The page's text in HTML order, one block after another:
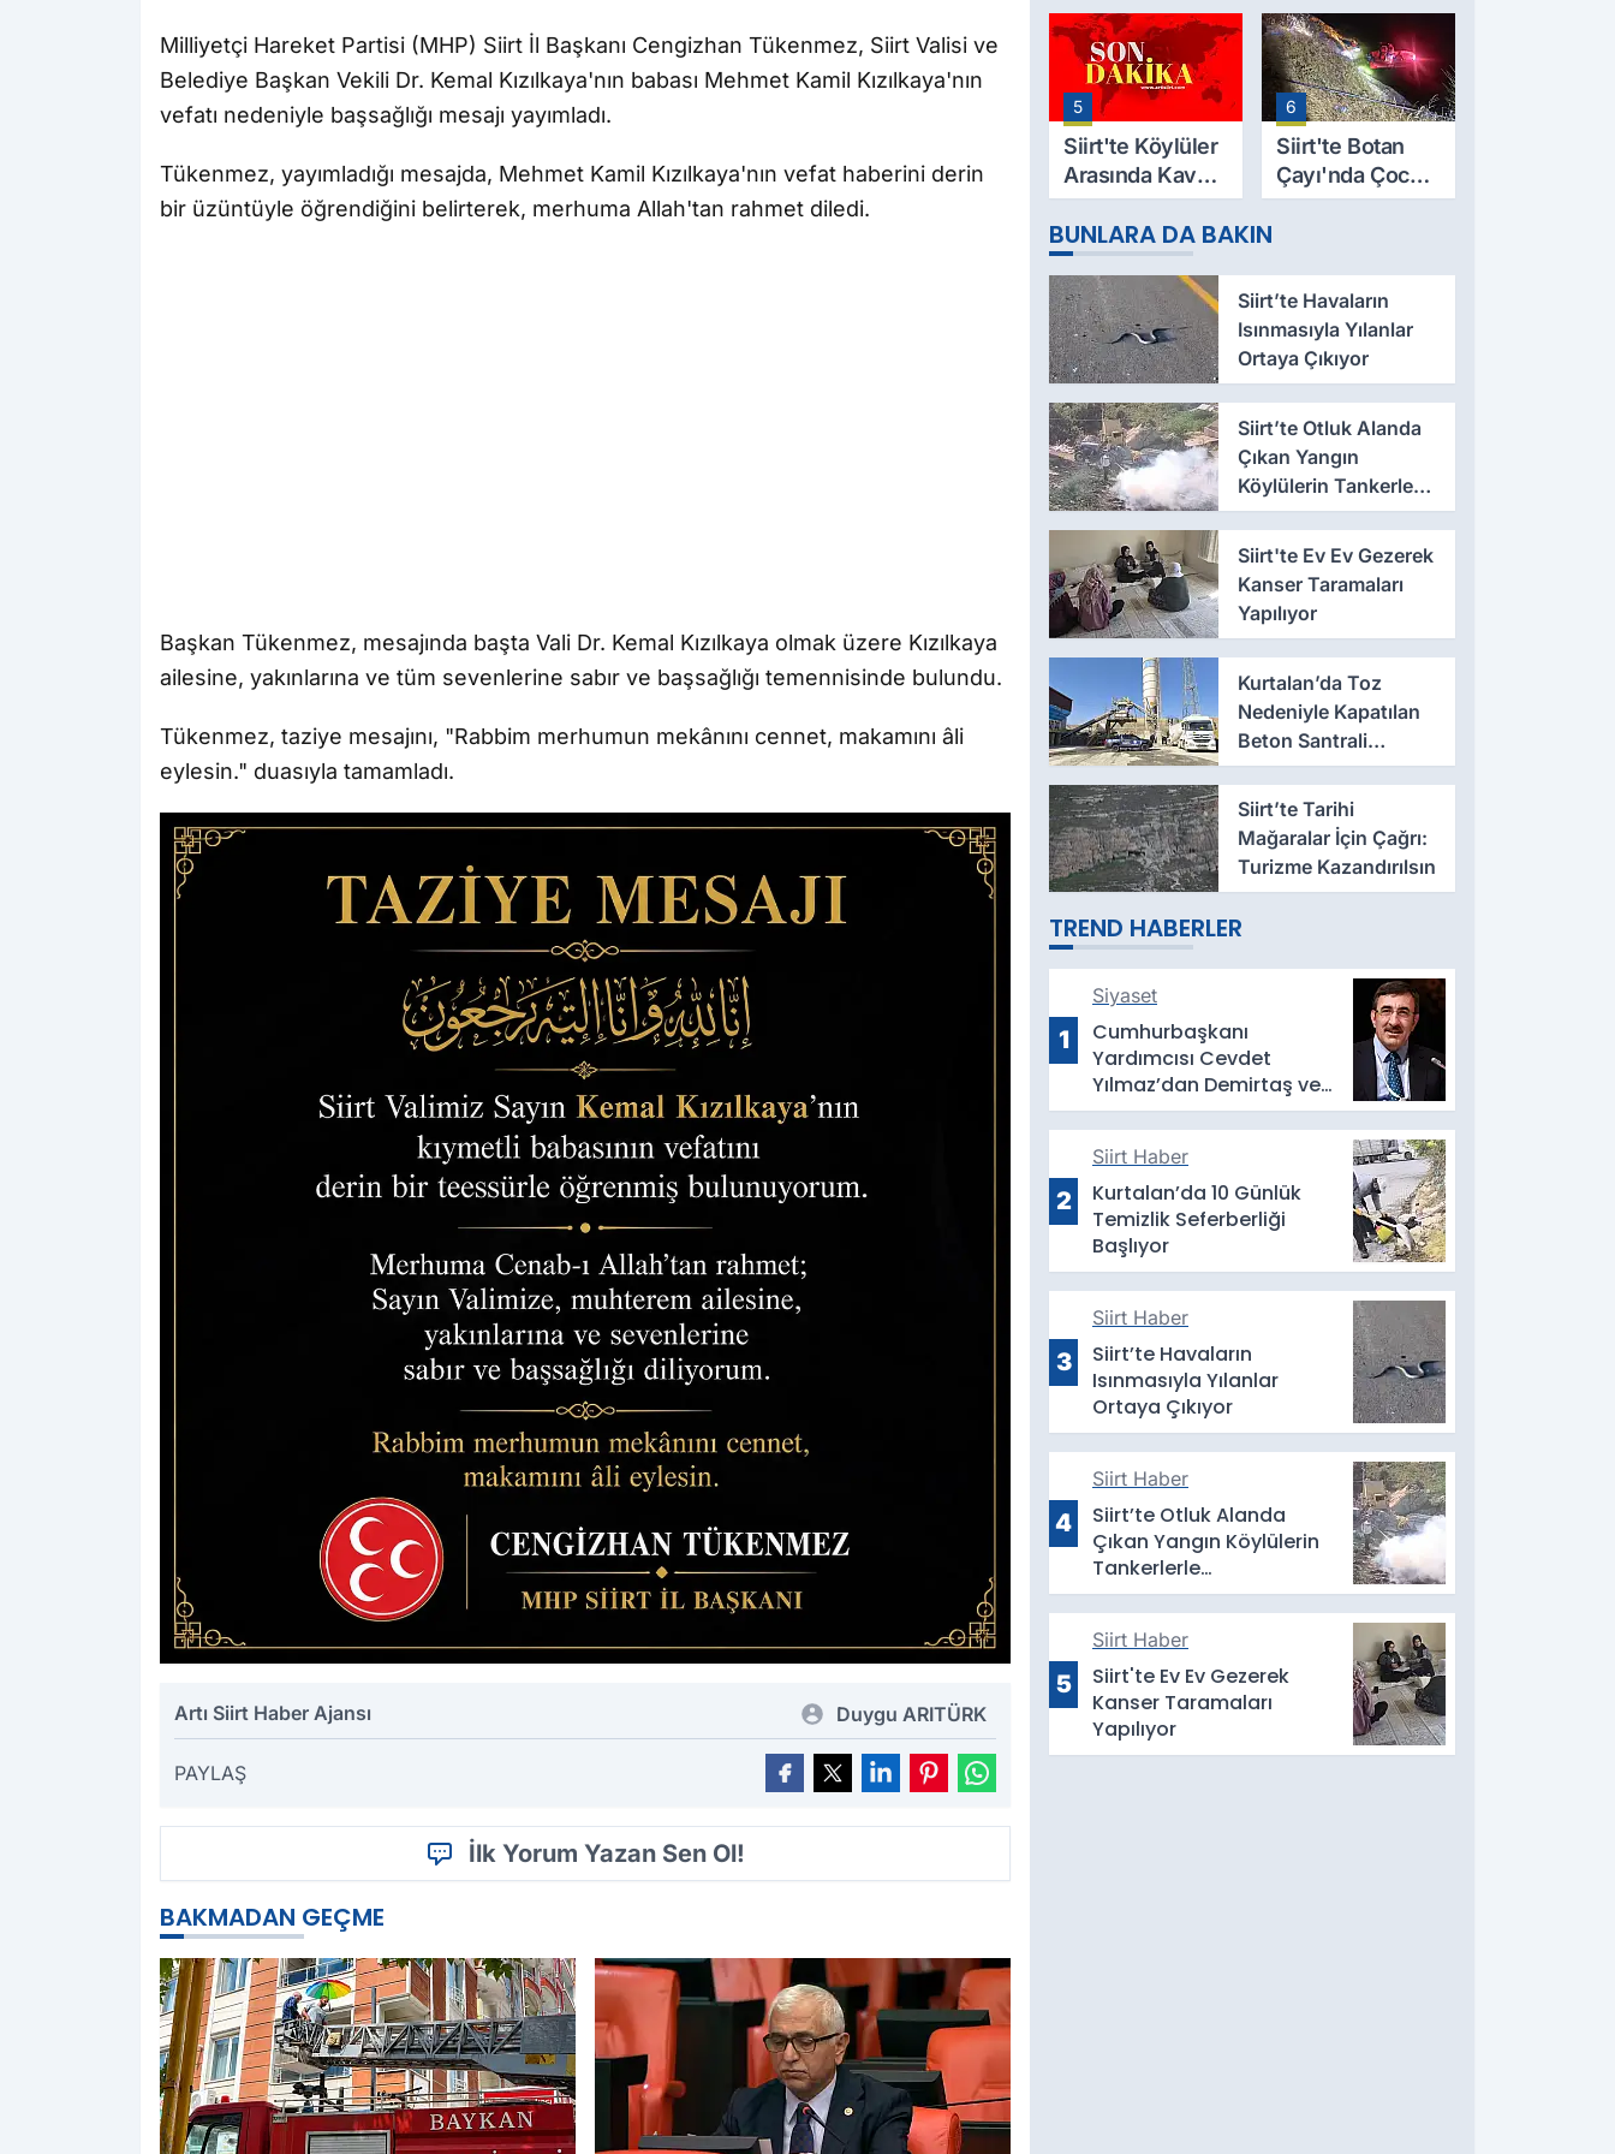
Milliyetçi Hareket Partisi (MHP) Siirt İl Başkanı Cengizhan Tükenmez, Siirt Valisi ve
Belediye Başkan Vekili Dr. Kemal Kızılkaya'nın babası Mehmet Kamil Kızılkaya'nın
vefatı nedeniyle başsağlığı mesajı yayımladı.
Tükenmez, yayımladığı mesajda, Mehmet Kamil Kızılkaya'nın vefat haberini derin
bir üzüntüyle öğrendiğini belirterek, merhuma Allah'tan rahmet diledi.
Başkan Tükenmez, mesajında başta Vali Dr. Kemal Kızılkaya olmak üzere Kızılkaya
ailesine, yakınlarına ve tüm sevenlerine sabır ve başsağlığı temennisinde bulundu.
Tükenmez, taziye mesajını, "Rabbim merhumun mekânını cennet, makamını âli
eylesin." duasıyla tamamladı.
Artı Siirt Haber Ajansı Duygu ARITÜRK
PAYLAŞ
İlk Yorum Yazan Sen Ol!
BAKMADAN GEÇME
39 Yaşındaki
Mesut Yıldız
Hayatını
Kaybetti
Evinde Ölü
Bulundu
5
Siirt'te Köylüler
Arasında Kavga:
2 Yaralı, Birinin
Durumu Ağır
6
Siirt'te Botan
Çayı'nda Çocuk
Cesedi Bulundu
BUNLARA DA BAKIN
Siirt’te Havaların
Isınmasıyla Yılanlar
Ortaya Çıkıyor
Siirt’te Otluk Alanda
Çıkan Yangın
Köylülerin Tankerlerle
Müdahalesiyle
Söndürüldü
Siirt'te Ev Ev Gezerek
Kanser Taramaları
Yapılıyor
Kurtalan’da Toz
Nedeniyle Kapatılan
Beton Santrali
Yeniden Açıldı
Siirt’te Tarihi
Mağaralar İçin Çağrı:
Turizme Kazandırılsın
TREND HABERLER
1
Siyaset
Cumhurbaşkanı
Yardımcısı Cevdet
Yılmaz’dan Demirtaş ve
Öcalan Açıklaması
2
Siirt Haber
Kurtalan’da 10 Günlük
Temizlik Seferberliği
Başlıyor
3
Siirt Haber
Siirt’te Havaların
Isınmasıyla Yılanlar
Ortaya Çıkıyor
4
Siirt Haber
Siirt’te Otluk Alanda
Çıkan Yangın Köylülerin
Tankerlerle
Müdahalesiyle
Söndürüldü
5
Siirt Haber
Siirt'te Ev Ev Gezerek
Kanser Taramaları
Yapılıyor